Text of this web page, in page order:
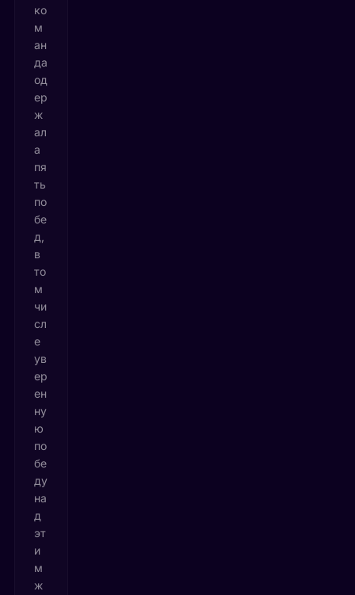
ко
м
ан
да
од
ер
ж
ал
а
пя
ть
по
бе
д,
в
то
м
чи
сл
е
ув
ер
ен
ну
ю
по
бе
ду
на
д
эт
и
м
ж